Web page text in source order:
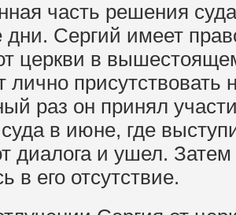
часть решения
Сергий имеет
церкви в
лично присутствовать
раз он принял
суда в июне, где
диалога и ушел.
в его отсутствие.